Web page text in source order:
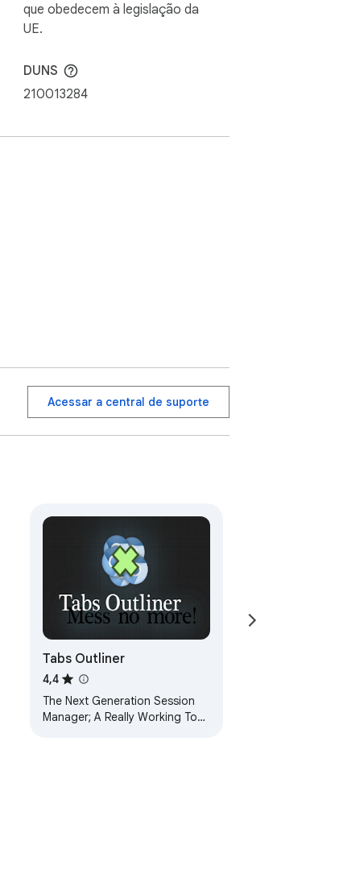
que obedecem à legislação da
UE.
DUNS
210013284
Acessar a central de suporte
Tabs Outliner
4,4
The Next Generation Session
Manager; A Really Working Too